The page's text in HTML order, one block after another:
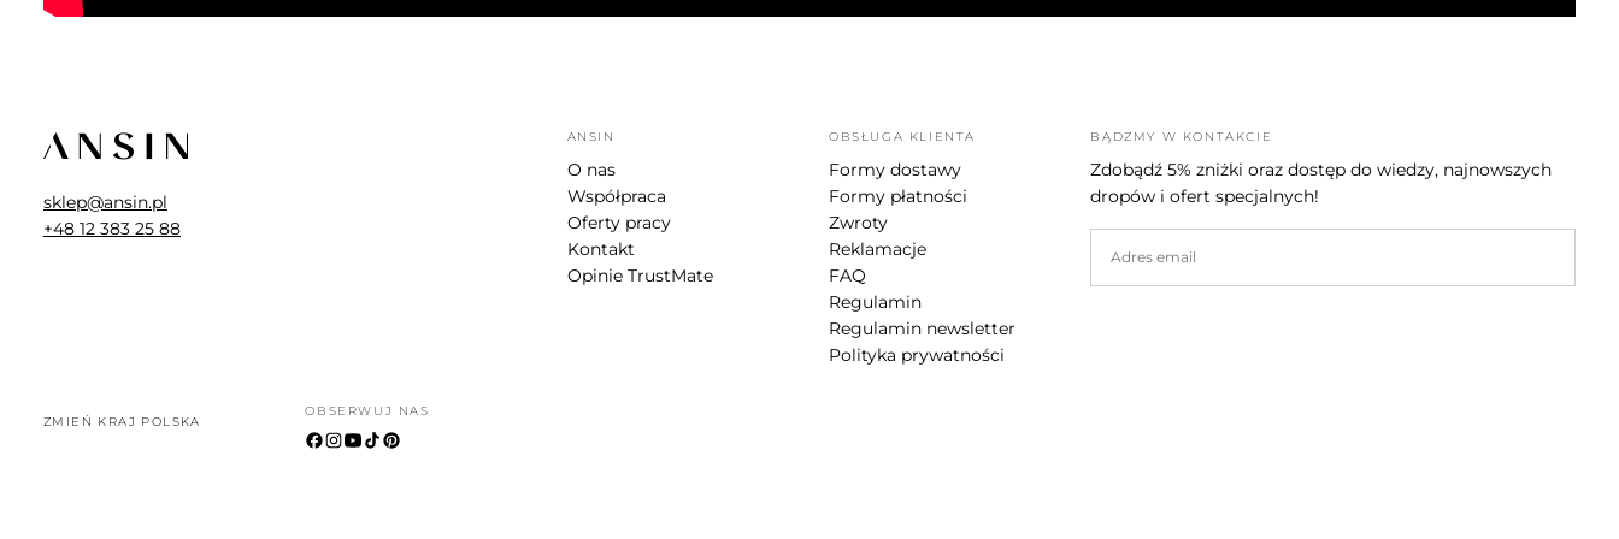
sklep@ansin.pl
+48 12 383 25 88
ANSIN
O nas
Współpraca
Oferty pracy
Kontakt
Opinie TrustMate
OBSŁUGA KLIENTA
Formy dostawy
Formy płatności
Zwroty
Reklamacje
FAQ
Regulamin
Regulamin newsletter
Polityka prywatności
BĄDŹMY W KONTAKCIE
Zdobądź 5% zniżki oraz dostęp do wiedzy, najnowszych
dropów i ofert specjalnych!
EMAIL
ZMIEŃ KRAJ POLSKA
OBSERWUJ NAS